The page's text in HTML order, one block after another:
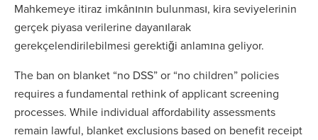
Mahkemeye itiraz imkânının bulunması, kira seviyelerinin
gerçek piyasa verilerine dayanılarak
gerekçelendirilebilmesi gerektiği anlamına geliyor.
The ban on blanket “no DSS” or “no children” policies
requires a fundamental rethink of applicant screening
processes. While individual affordability assessments
remain lawful, blanket exclusions based on benefit receipt